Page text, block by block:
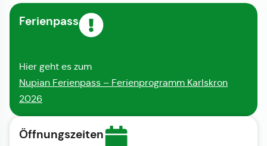
Ferienpass
Hier geht es zum
Nupian Ferienpass – Ferienprogramm Karlskron
2026
Öffnungszeiten